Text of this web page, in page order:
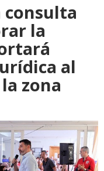
consulta
la
al
zona